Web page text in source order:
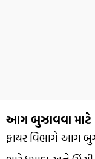
આગ બુઝાવવા માટે
ફાયર વિભાગે આગ